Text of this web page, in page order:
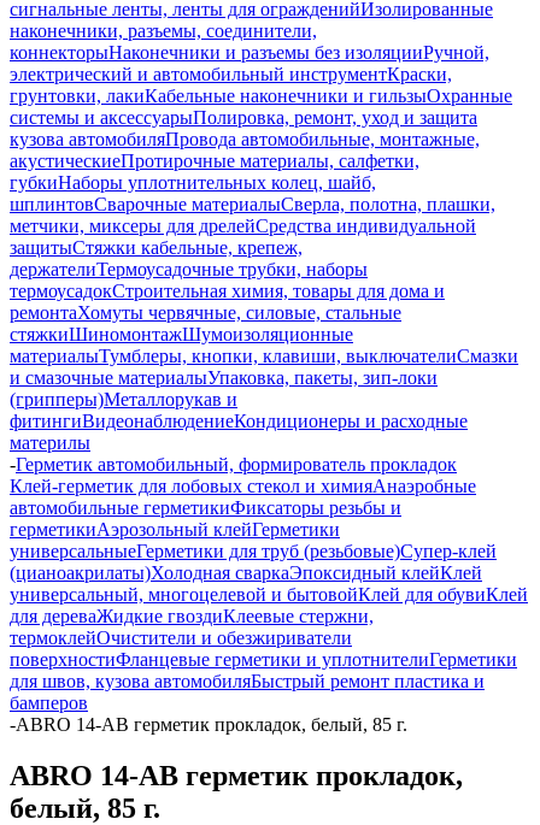
сигнальные ленты, ленты для огражденийИзолированные
наконечники, разъемы, соединители,
коннекторыНаконечники и разъемы без изоляцииРучной,
электрический и автомобильный инструментКраски,
грунтовки, лакиКабельные наконечники и гильзыОхранные
системы и аксессуарыПолировка, ремонт, уход и защита
кузова автомобиляПровода автомобильные, монтажные,
акустическиеПротирочные материалы, салфетки,
губкиНаборы уплотнительных колец, шайб,
шплинтовСварочные материалыСверла, полотна, плашки,
метчики, миксеры для дрелейСредства индивидуальной
защитыСтяжки кабельные, крепеж,
держателиТермоусадочные трубки, наборы
термоусадокСтроительная химия, товары для дома и
ремонтаХомуты червячные, силовые, стальные
стяжкиШиномонтажШумоизоляционные
материалыТумблеры, кнопки, клавиши, выключателиСмазки
и смазочные материалыУпаковка, пакеты, зип-локи
(грипперы)Металлорукав и
фитингиВидеонаблюдениеКондиционеры и расходные
материлы
-Герметик автомобильный, формирователь прокладок
Клей-герметик для лобовых стекол и химияАнаэробные
автомобильные герметикиФиксаторы резьбы и
герметикиАэрозольный клейГерметики
универсальныеГерметики для труб (резьбовые)Супер-клей
(цианоакрилаты)Холодная сваркаЭпоксидный клейКлей
универсальный, многоцелевой и бытовойКлей для обувиКлей
для дереваЖидкие гвоздиКлеевые стержни,
термоклейОчистители и обезжириватели
поверхностиФланцевые герметики и уплотнителиГерметики
для швов, кузова автомобиляБыстрый ремонт пластика и
бамперов
-ABRO 14-AB герметик прокладок, белый, 85 г.
ABRO 14-AB герметик прокладок,
белый, 85 г.